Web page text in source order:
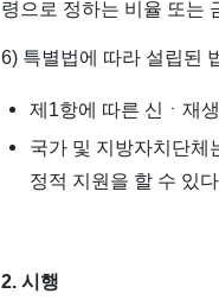
령으로 정하는 비율 또는
6) 특별법에 따라 설립된
제1항에 따른 신ㆍ재
국가 및 지방자치단체
정적 지원을 할 수 있다
2. 시행